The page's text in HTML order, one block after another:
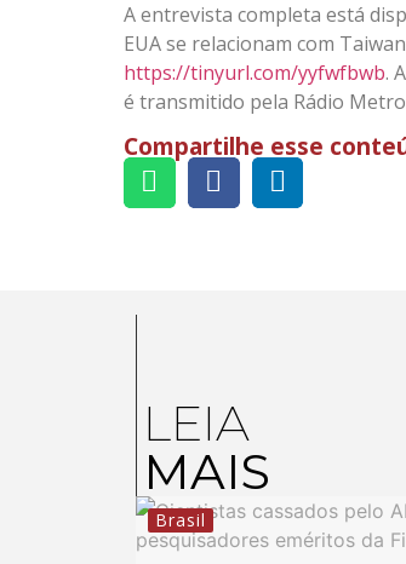
A entrevista completa está
EUA se relacionam com
https://tinyurl.com/yyfwfbwb.
é transmitido pela Rádio
Compartilhe esse
LEIA
MAIS
Brasil